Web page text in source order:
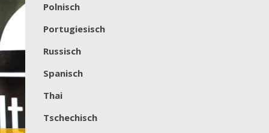
Polnisch
Portugiesisch
Russisch
Spanisch
Thai
Tschechisch